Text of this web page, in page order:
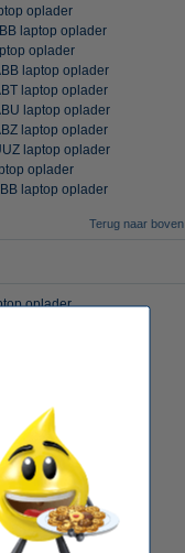
oplader
laptop oplader
oplader
laptop oplader
laptop oplader
laptop oplader
laptop oplader
laptop oplader
oplader
laptop oplader
Terug naar boven
oplader
laptop oplader
laptop oplader
laptop oplader
oplader
laptop oplader
oplader
laptop oplader
laptop oplader
oplader